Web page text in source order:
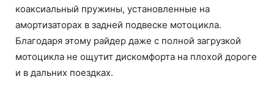
коаксиальный пружины, установленные на
амортизаторах в задней подвеске мотоцикла.
Благодаря этому райдер даже с полной загрузкой
мотоцикла не ощутит дискомфорта на плохой дороге
и в дальних поездках.